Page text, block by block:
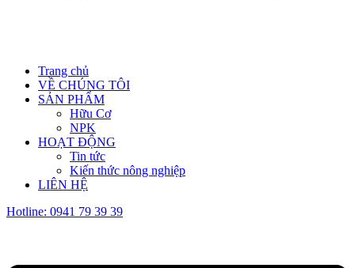
Trang chủ
VỀ CHÚNG TÔI
SẢN PHẨM
Hữu Cơ
NPK
HOẠT ĐỘNG
Tin tức
Kiến thức nông nghiệp
LIÊN HỆ
Hotline: 0941 79 39 39